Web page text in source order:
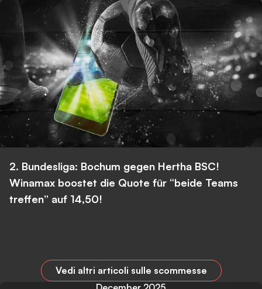
2. Bundesliga: Bochum gegen Hertha BSC!
Winamax boostet die Quote für “beide Teams
treffen” auf 14,50!
Vedi altri articoli sulle scommesse